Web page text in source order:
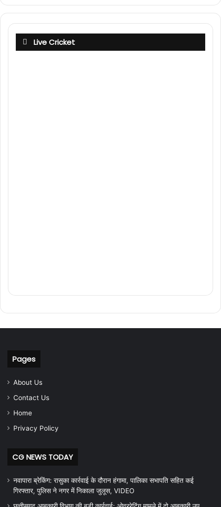
Live Cricket
Pages
About Us
Contact Us
Home
Privacy Policy
CG NEWS TODAY
नवापारा ब्रेकिंग: रासुका कार्रवाई के दौरान हंगामा, पालिका सभापति सहित कई
गिरफ्तार, पुलिस ने नगर में निकाला जुलूस, VIDEO